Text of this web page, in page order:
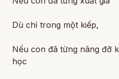
Dù chỉ trong một kiếp,
Nếu con đã từng nâng đỡ
học